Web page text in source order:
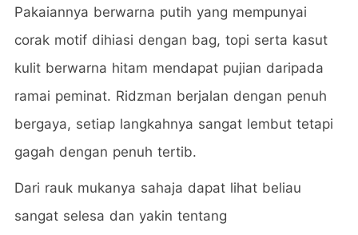
Pakaiannya berwarna putih yang mempunyai
corak motif dihiasi dengan bag, topi serta kasut
kulit berwarna hitam mendapat pujian daripada
ramai peminat. Ridzman berjalan dengan penuh
bergaya, setiap langkahnya sangat lembut tetapi
gagah dengan penuh tertib.
Dari rauk mukanya sahaja dapat lihat beliau
sangat selesa dan yakin tentang